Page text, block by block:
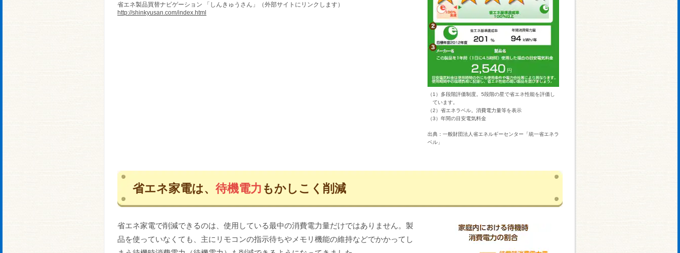
（1）多段階評価制度。5段階の星で省エネ性能を評価し
ています。
（2）省エネラベル。消費電力量等を表示
（3）年間の目安電気料金
出典：一般財団法人省エネルギーセンター「統一省エネラ
ベル」
省エネ製品買替ナビゲーション 「しんきゅうさん」（外部サイトにリンクします）
http://shinkyusan.com/index.html
省エネ家電は、 待機電力 もかしこく削減
省エネ家電で削減できるのは、使用している最中の消費電力量だけではありません。製
品を使っていなくても、主にリモコンの指示待ちやメモリ機能の維持などでかかってし